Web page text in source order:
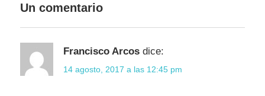
Un comentario
Francisco Arcos dice:
14 agosto, 2017 a las 12:45 pm